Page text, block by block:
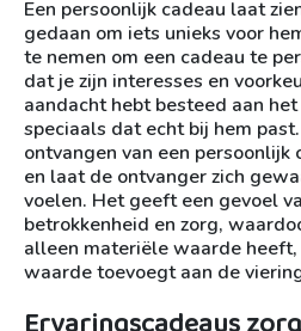
Een persoonlijk cadeau laat
gedaan om iets unieks voor
te nemen om een cadeau te
dat je zijn interesses en
aandacht hebt besteed aan
speciaals dat echt bij hem
ontvangen van een persoonlijk
en laat de ontvanger zich
voelen. Het geeft een gevoel
betrokkenheid en zorg,
alleen materiële waarde
waarde toevoegt aan de